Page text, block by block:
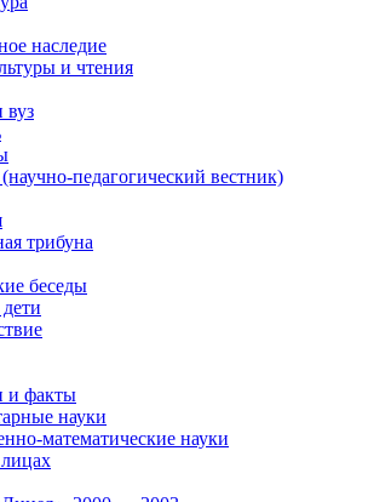
наследие
и чтения
педагогический вестник)
трибуна
беседы
и факты
науки
математические науки